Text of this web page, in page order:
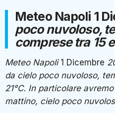
Meteo Napoli 1
poco nuvoloso,
comprese tra 15 e
Meteo Napoli 1 Dicembre
da cielo poco nuvoloso,
21°C. In particolare
mattino, cielo poco